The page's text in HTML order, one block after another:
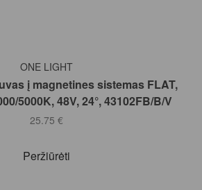
Į KREPŠELĮ
ONE LIGHT
į magnetines sistemas FLAT,
5000K, 48V, 24°, 43102FB/B/V
25.75 €
Peržiūrėti